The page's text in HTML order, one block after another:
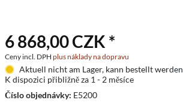
6 868,00 CZK *
Ceny incl. DPH plus náklady na dopravu
Aktuell nicht am Lager, kann bestellt werden
K dispozici přibližně za 1 - 2 měsíce
Číslo objednávky: E5200